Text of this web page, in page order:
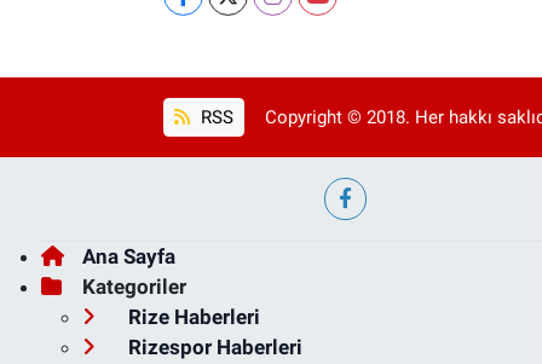
RSS Copyright © 2018. Her hakkı
Ana Sayfa
Kategoriler
Rize Haberleri
Rizespor Haberleri